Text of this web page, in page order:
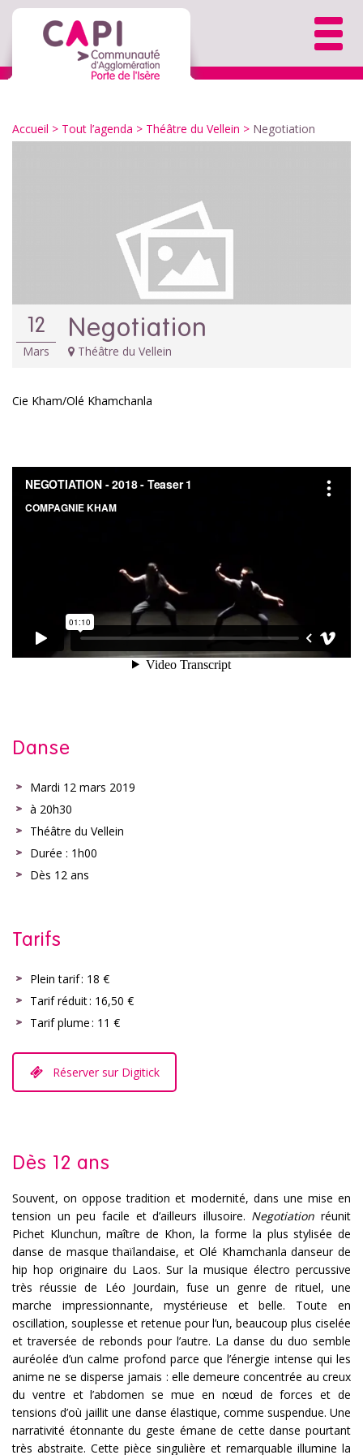
Accueil > Tout l’agenda > Théâtre du Vellein > Negotiation
12
Mars
Negotiation
Théâtre du Vellein
Cie Kham/Olé Khamchanla
Danse
Mardi 12 mars 2019
à 20h30
Théâtre du Vellein
Durée : 1h00
Dès 12 ans
Tarifs
Plein tarif : 18 €
Tarif réduit : 16,50 €
Tarif plume : 11 €
Réserver sur Digitick
Dès 12 ans
Souvent, on oppose tradition et modernité, dans une mise en
tension un peu facile et d’ailleurs illusoire. Negotiation réunit
Pichet Klunchun, maître de Khon, la forme la plus stylisée de
danse de masque thaïlandaise, et Olé Khamchanla danseur de
hip hop originaire du Laos. Sur la musique électro percussive
très réussie de Léo Jourdain, fuse un genre de rituel, une
marche impressionnante, mystérieuse et belle. Toute en
oscillation, souplesse et retenue pour l’un, beaucoup plus ciselée
et traversée de rebonds pour l’autre. La danse du duo semble
auréolée d’un calme profond parce que l’énergie intense qui les
anime ne se disperse jamais : elle demeure concentrée au creux
du ventre et l’abdomen se mue en nœud de forces et de
tensions d’où jaillit une danse élastique, comme suspendue. Une
narrativité étonnante du geste émane de cette danse pourtant
très abstraite. Cette pièce singulière et remarquable illumine la